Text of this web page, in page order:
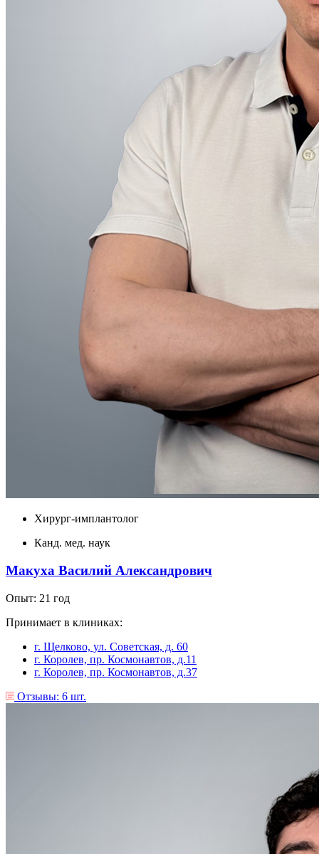
Хирург-имплантолог
Канд. мед. наук
Макуха Василий Александрович
Опыт: 21 год
Принимает в клиниках:
г. Щелково, ул. Советская, д. 60
г. Королев, пр. Космонавтов, д.11
г. Королев, пр. Космонавтов, д.37
Отзывы: 6 шт.